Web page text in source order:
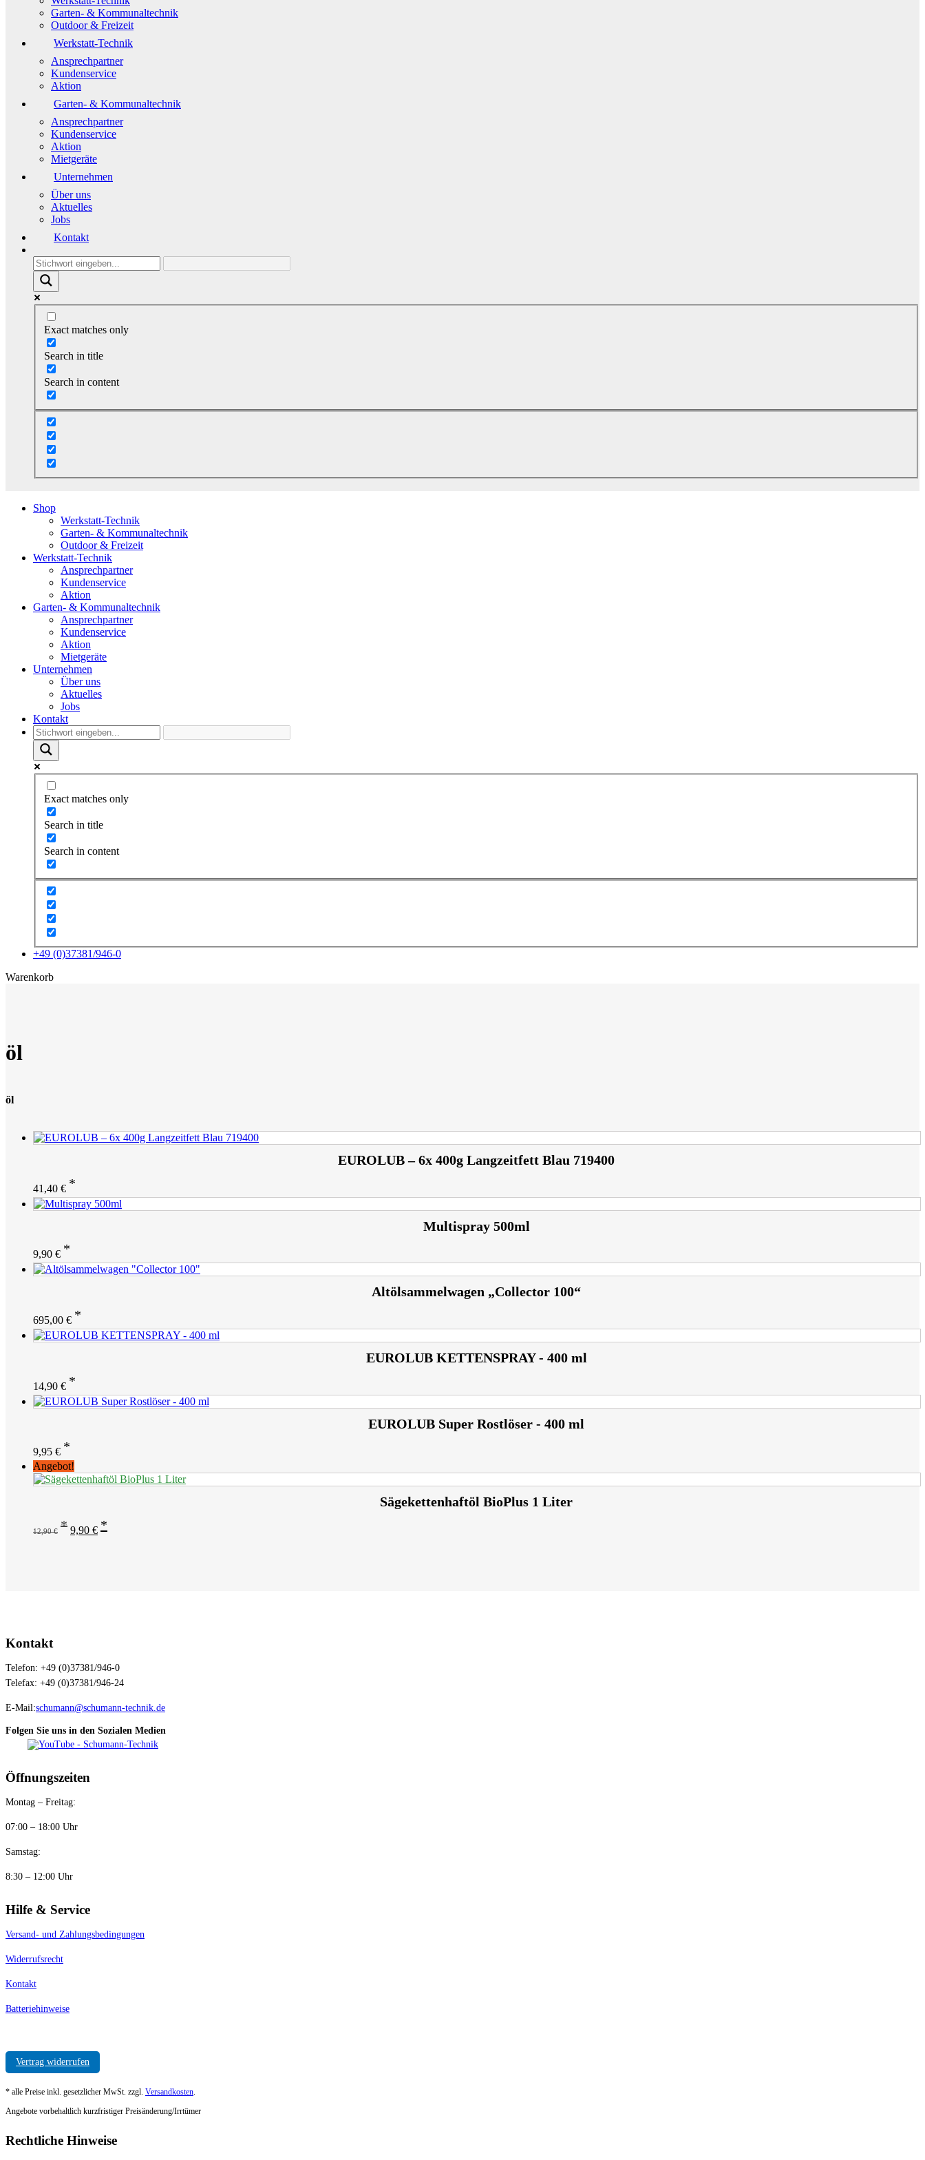
Garten- & Kommunaltechnik
Outdoor & Freizeit
Werkstatt-Technik
Ansprechpartner
Kundenservice
Aktion
Garten- & Kommunaltechnik
Ansprechpartner
Kundenservice
Aktion
Mietgeräte
Unternehmen
Über uns
Aktuelles
Jobs
Kontakt
Exact matches only
Search in title
Search in content
Shop
Werkstatt-Technik
Garten- & Kommunaltechnik
Outdoor & Freizeit
Werkstatt-Technik
Ansprechpartner
Kundenservice
Aktion
Garten- & Kommunaltechnik
Ansprechpartner
Kundenservice
Aktion
Mietgeräte
Unternehmen
Über uns
Aktuelles
Jobs
Kontakt
Exact matches only
Search in title
Search in content
+49 (0)37381/946-0
Warenkorbx
öl
öl
EUROLUB – 6x 400g Langzeitfett Blau 719400
41,40 €
Multispray 500ml
9,90 €
Altölsammelwagen „Collector 100“
695,00 €
EURO­LUB KET­TEN­SPRAY -​ 400 ml
14,90 €
EURO­LUB Super Rostlöser -​ 400 ml
9,95 €
Angebot!
Sägekettenhaftöl BioPlus 1 Liter
12,90€
Ursprünglicher
Preis
9,90 €
Kontakt
Telefon: +49 (0)37381/946-0
Telefax: +49 (0)37381/946-24
E-Mail:schumann@schumann-technik.de
Folgen Sie uns in den Sozialen Medien
Öffnungszeiten
Montag – Freitag:
07:00 – 18:00 Uhr
Samstag:
8:30 – 12:00 Uhr
Hilfe & Service
Versand- und Zahlungsbedingungen
Widerrufsrecht
Kontakt
Batteriehinweise
Vertrag widerrufen
* alle Preise inkl. gesetzlicher MwSt. zzgl. Versandkosten
Angebote vorbehaltlich kurzfristiger Preisänderung/Irrtümer
Rechtliche Hinweise